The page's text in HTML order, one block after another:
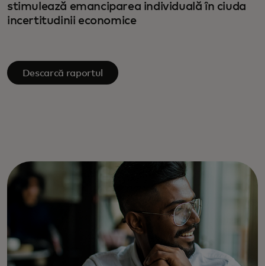
stimulează emanciparea individuală în ciuda
incertitudinii economice
Descarcă raportul